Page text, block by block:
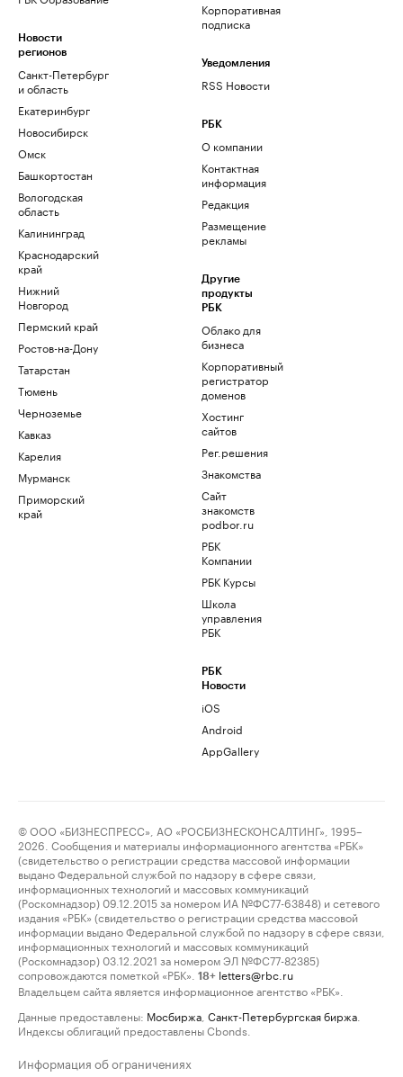
Новости
регионов
Санкт-Петербург
и область
Екатеринбург
Новосибирск
Омск
Башкортостан
Вологодская
область
Калининград
Краснодарский
край
Нижний
Новгород
Пермский край
Ростов-на-Дону
Татарстан
Тюмень
Черноземье
Кавказ
Карелия
Мурманск
Приморский
край
Корпоративная
подписка
Уведомления
RSS Новости
РБК
О компании
Контактная
информация
Редакция
Размещение
рекламы
Другие
продукты
РБК
Облако для
бизнеса
Корпоративный
регистратор
доменов
Хостинг
сайтов
Рег.решения
Знакомства
Сайт
знакомств
podbor.ru
РБК
Компании
РБК Курсы
Школа
управления
РБК
РБК
Новости
iOS
Android
AppGallery
© ООО «БИЗНЕСПРЕСС», АО «РОСБИЗНЕСКОНСАЛТИНГ», 1995–
2026. Сообщения и материалы информационного агентства «РБК»
(свидетельство о регистрации средства массовой информации
выдано Федеральной службой по надзору в сфере связи,
информационных технологий и массовых коммуникаций
(Роскомнадзор) 09.12.2015 за номером ИА №ФС77-63848) и сетевого
издания «РБК» (свидетельство о регистрации средства массовой
информации выдано Федеральной службой по надзору в сфере связи,
информационных технологий и массовых коммуникаций
(Роскомнадзор) 03.12.2021 за номером ЭЛ №ФС77-82385)
сопровождаются пометкой «РБК».
18+ letters@rbc.ru
Владельцем сайта является информационное агентство «РБК».
Данные предоставлены: Мосбиржа Санкт-Петербургская биржа
Индексы облигаций предоставлены Cbonds.
Информация об ограничениях